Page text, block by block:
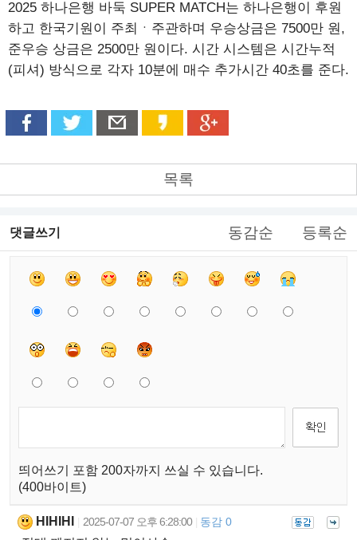
2025 하나은행 바둑 SUPER MATCH는 하나은행이 후원
하고 한국기원이 주최ㆍ주관하며 우승상금은 7500만 원,
준우승 상금은 2500만 원이다. 시간 시스템은 시간누적
(피셔) 방식으로 각자 10분에 매수 추가시간 40초를 준다.
목록
댓글쓰기 동감순 등록순
띄어쓰기 포함 200자까지 쓰실 수 있습니다.
(400바이트)
HIHIHI 2025-07-07 오후 6:28:00 동감 0